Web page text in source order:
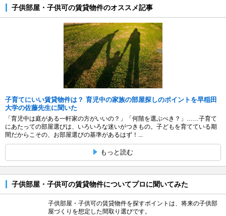
子供部屋・子供可の賃貸物件のオススメ記事
子育てにいい賃貸物件は？ 育児中の家族の部屋探しのポイントを早稲田
大学の佐藤先生に聞いた
「育児中は庭がある一軒家の方がいいの？」「何階を選ぶべき？」……子育て
にあたっての部屋選びは、いろいろな迷いがつきもの。子どもを育てている期
間だからこその、お部屋選びの基準があるはず！...
もっと読む
子供部屋・子供可の賃貸物件についてプロに聞いてみた
子供部屋・子供可の賃貸物件を探すポイントは、将来の子供部
屋づくりを想定した間取り選びです。